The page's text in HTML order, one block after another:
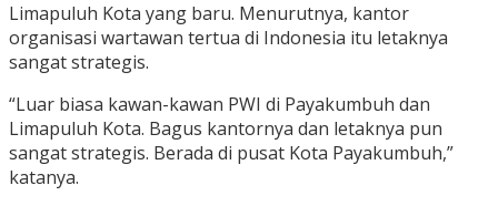
Limapuluh Kota yang baru. Menurutnya, kantor
organisasi wartawan tertua di Indonesia itu letaknya
sangat strategis.
“Luar biasa kawan-kawan PWI di Payakumbuh dan
Limapuluh Kota. Bagus kantornya dan letaknya pun
sangat strategis. Berada di pusat Kota Payakumbuh,”
katanya.